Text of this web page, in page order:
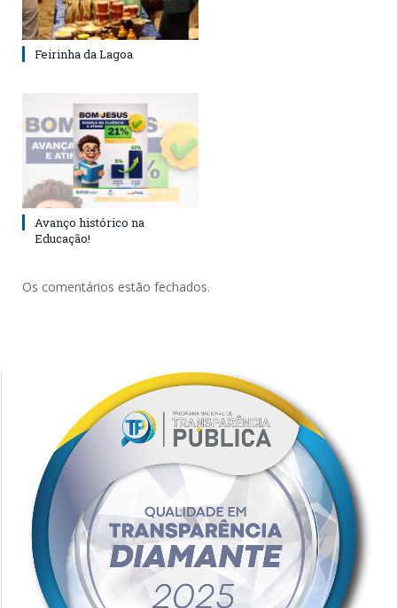
Feirinha da Lagoa
Avanço histórico na
Educação!
Os comentários estão fechados.